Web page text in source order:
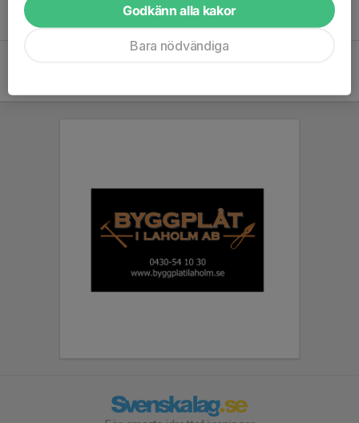
Godkänn alla kakor
Bara nödvändiga